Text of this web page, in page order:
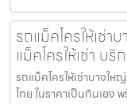
รถแม็คโครให้เช่า
แม็คโครให้เช่า บ
รถแม็คโครให้เช่าบางให
ไทย ในราคาเป็นกันเอ